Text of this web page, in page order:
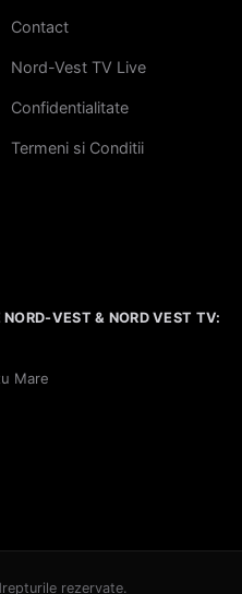
Contact
Nord-Vest TV Live
Confidentialitate
Termeni si Conditii
VEST & NORD VEST TV:
Mare
rezervate.